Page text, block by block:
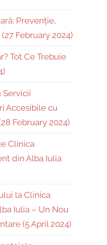
Prevenție,
February 2024)
Tot Ce Trebuie
Servicii
Accesibile cu
February 2024)
Clinica
din Alba Iulia
la Clinica
Iulia – Un Nou
(5 April 2024)